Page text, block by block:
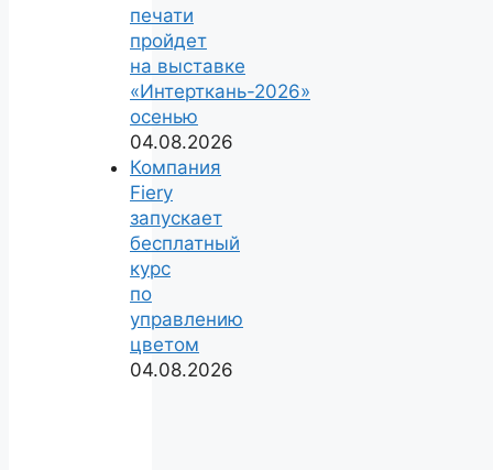
печати
пройдет
на выставке
«Интерткань-2026»
осенью
04.08.2026
Компания
Fiery
запускает
бесплатный
курс
по
управлению
цветом
04.08.2026